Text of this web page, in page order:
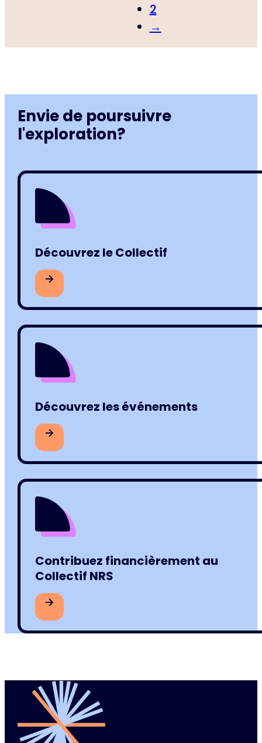
2
→
Envie de poursuivre
l'exploration?
Découvrez le Collectif
Découvrez les événements
Contribuez financièrement au
Collectif NRS